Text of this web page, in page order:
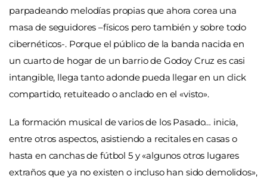
parpadeando melodías propias que ahora corea una
masa de seguidores –físicos pero también y sobre todo
cibernéticos-. Porque el público de la banda nacida en
un cuarto de hogar de un barrio de Godoy Cruz es casi
intangible, llega tanto adonde pueda llegar en un click
compartido, retuiteado o anclado en el «visto».
La formación musical de varios de los Pasado… inicia,
entre otros aspectos, asistiendo a recitales en casas o
hasta en canchas de fútbol 5 y «algunos otros lugares
extraños que ya no existen o incluso han sido demolidos»,